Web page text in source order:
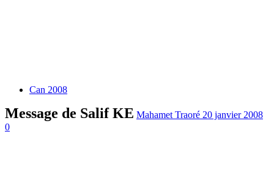
Can 2008
Message de Salif KE Mahamet Traoré 20 janvier 2008
0